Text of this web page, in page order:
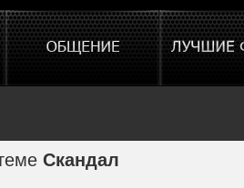
Скандал